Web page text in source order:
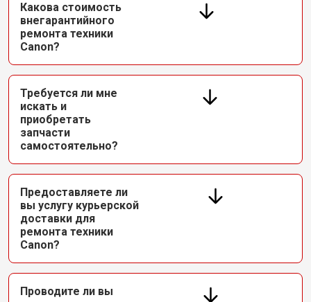
Какова стоимость
внегарантийного
ремонта техники
Canon?
Требуется ли мне
искать и
приобретать
запчасти
самостоятельно?
Предоставляете ли
вы услугу курьерской
доставки для
ремонта техники
Canon?
Проводите ли вы